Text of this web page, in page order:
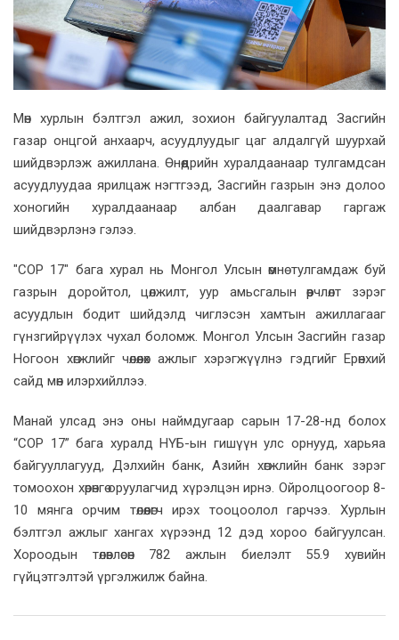
Мөн хурлын бэлтгэл ажил, зохион байгуулалтад Засгийн
газар онцгой анхаарч, асуудлуудыг цаг алдалгүй шуурхай
шийдвэрлэж ажиллана. Өнөөдрийн хуралдаанаар тулгамдсан
асуудлуудаа ярилцаж нэгтгээд, Засгийн газрын энэ долоо
хоногийн хуралдаанаар албан даалгавар гаргаж
шийдвэрлэнэ гэлээ.
"COP 17" бага хурал нь Монгол Улсын өмнө тулгамдаж буй
газрын доройтол, цөлжилт, уур амьсгалын өөрчлөлт зэрэг
асуудлын бодит шийдэлд чиглэсэн хамтын ажиллагааг
гүнзгийрүүлэх чухал боломж. Монгол Улсын Засгийн газар
Ногоон хөгжлийг чөлөөлөх ажлыг хэрэгжүүлнэ гэдгийг Ерөнхий
сайд мөн илэрхийллээ.
Манай улсад энэ оны наймдугаар сарын 17-28-нд болох
“COP 17” бага хуралд НҮБ-ын гишүүн улс орнууд, харьяа
байгууллагууд, Дэлхийн банк, Азийн хөгжлийн банк зэрэг
томоохон хөрөнгө оруулагчид хүрэлцэн ирнэ. Ойролцоогоор 8-
10 мянга орчим төлөөлөгч ирэх тооцоолол гарчээ. Хурлын
бэлтгэл ажлыг хангах хүрээнд 12 дэд хороо байгуулсан.
Хороодын төлөвлөсөн 782 ажлын биелэлт 55.9 хувийн
гүйцэтгэлтэй үргэлжилж байна.